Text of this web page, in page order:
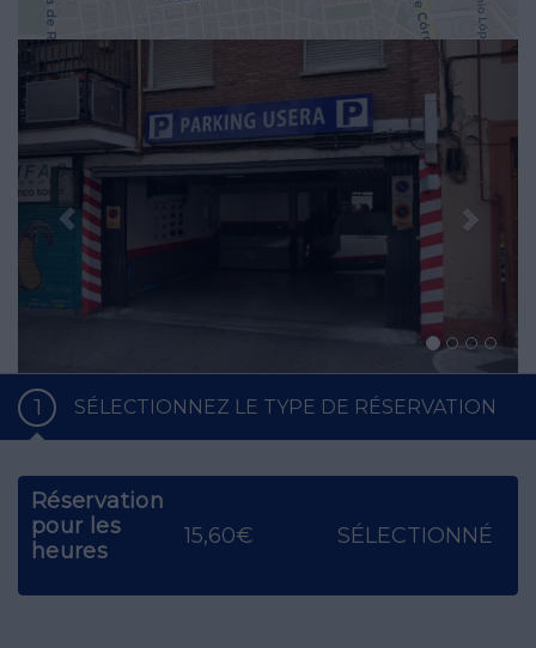
Previous Next
1 SÉLECTIONNEZ LE TYPE DE RÉSERVATION
Réservation
pour les
heures
15,60€ SÉLECTIONNÉ